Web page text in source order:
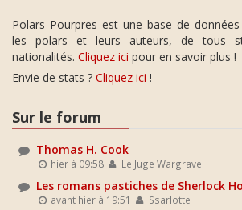
Polars Pourpres est une base de
les polars et leurs auteurs, de tous
nationalités. Cliquez ici pour en savoir plus !
Envie de stats ? Cliquez ici !
Sur le forum
Thomas H. Cook
hier à 09:58 Le Juge Wargrave
Les romans pastiches de Sherlock
avant hier à 19:51 Ssarlotte